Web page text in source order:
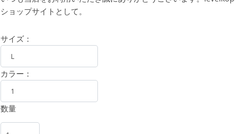
ショップサイトとして。
サイズ：
カラー：
数量